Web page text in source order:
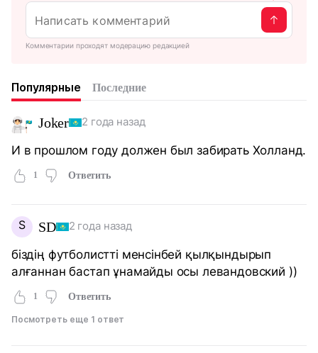
Комментарии проходят модерацию редакцией
Популярные Последние
Joker 2 года назад
И в прошлом году должен был забирать Холланд.
1 Ответить
S SD 2 года назад
біздің футболистті менсінбей қылқындырып
алғаннан бастап ұнамайды осы левандовский ))
1 Ответить
Посмотреть еще 1 ответ